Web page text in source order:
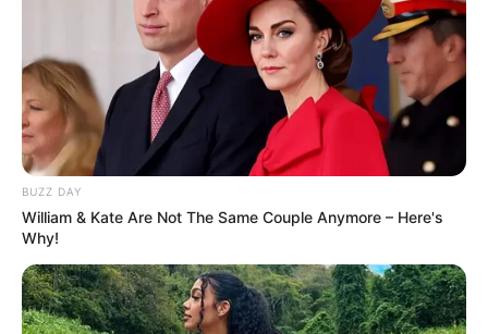
Zutaten:
Rinder-/Geflügelhack)
600 g Kartoffeln (vorwiegend festkochend, z. B.
BUZZ DAY
William & Kate Are Not The Same Couple Anymore – Here's
Why!